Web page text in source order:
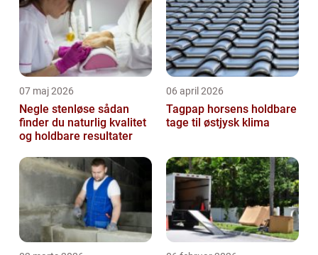
07 maj 2026
Negle stenløse sådan
finder du naturlig kvalitet
og holdbare resultater
06 april 2026
Tagpap horsens holdbare
tage til østjysk klima